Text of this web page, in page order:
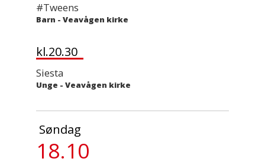
#Tweens
Barn - Veavågen kirke
kl.20.30
Siesta
Unge - Veavågen kirke
Søndag
18.10